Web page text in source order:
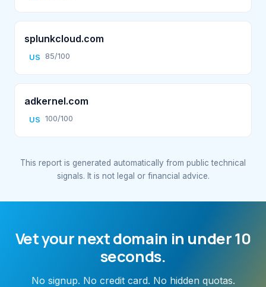
splunkcloud.com
US 85/100
adkernel.com
US 100/100
This report is generated automatically from public technical
signals. It is not legal or financial advice.
Vet your next domain in under 10
seconds.
No signup. No credit card. No hidden quotas.